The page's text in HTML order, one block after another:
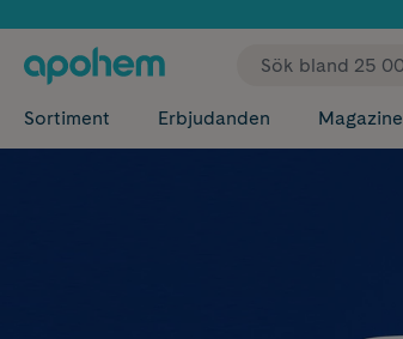
Sortiment Erbjudanden Magazine